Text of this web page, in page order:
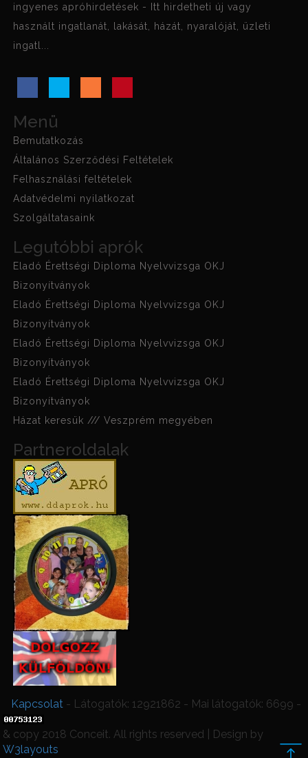
ingyenes apróhirdetések - Itt hirdetheti új vagy
használt ingatlanát, lakását, házát, nyaralóját, üzleti
ingatl...
Menü
Bemutatkozás
Általános Szerződési Feltételek
Felhasználási feltételek
Adatvédelmi nyilatkozat
Szolgáltatasaink
Legutóbbi aprók
Eladó Érettségi Diploma Nyelvvizsga OKJ
Bizonyítványok
Eladó Érettségi Diploma Nyelvvizsga OKJ
Bizonyítványok
Eladó Érettségi Diploma Nyelvvizsga OKJ
Bizonyítványok
Eladó Érettségi Diploma Nyelvvizsga OKJ
Bizonyítványok
Házat keresük /// Veszprém megyében
Partneroldalak
Kapcsolat - Látogatók: 12921862 - Mai látogatók: 6699 -
& copy 2018 Conceit. All rights reserved | Design by
W3layouts